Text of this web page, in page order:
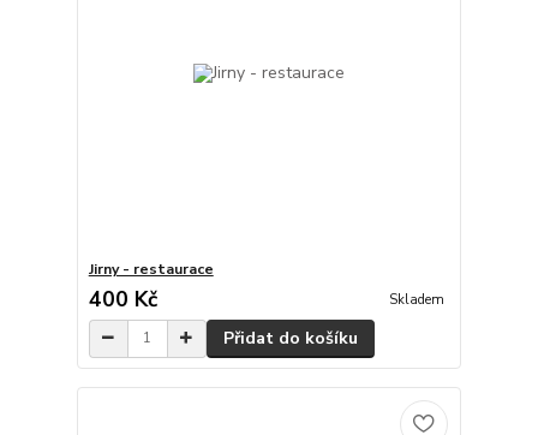
Jirny - restaurace
400 Kč Skladem
Přidat do košíku